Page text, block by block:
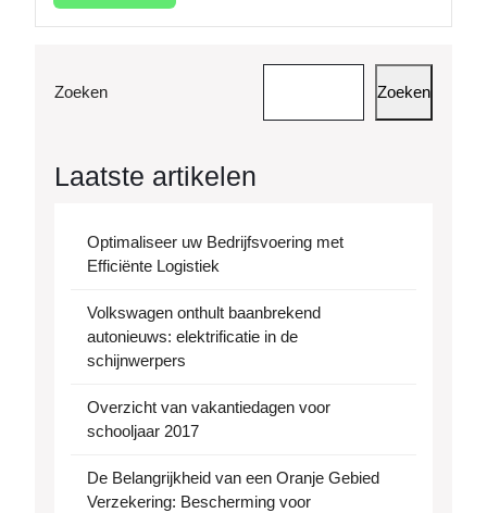
meer
Zoeken Zoeken
Laatste artikelen
Optimaliseer uw Bedrijfsvoering met
Efficiënte Logistiek
Volkswagen onthult baanbrekend
autonieuws: elektrificatie in de
schijnwerpers
Overzicht van vakantiedagen voor
schooljaar 2017
De Belangrijkheid van een Oranje Gebied
Verzekering: Bescherming voor